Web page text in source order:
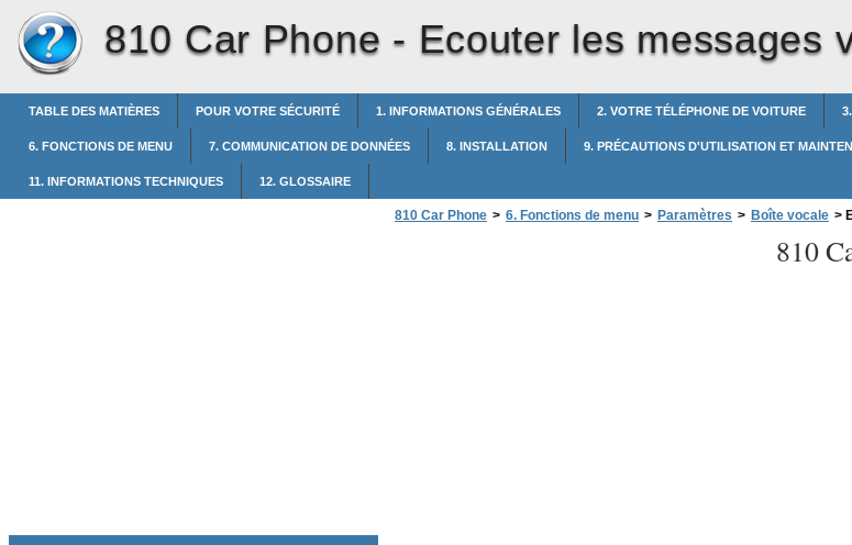
810 Car Phone - Ecouter les messages
TABLE DES MATIÈRES POUR VOTRE SÉCURITÉ 1. INFORMATIONS GÉNÉRALES 2. VOTRE TÉLÉPHONE DE VOITURE
6. FONCTIONS DE MENU 7. COMMUNICATION DE DONNÉES 8. INSTALLATION 9. PRÉCAUTIONS D'UTILISATION ET
11. INFORMATIONS TECHNIQUES 12. GLOSSAIRE
810 Car Phone > 6. Fonctions de menu > Paramètres > Boîte vocale >
810